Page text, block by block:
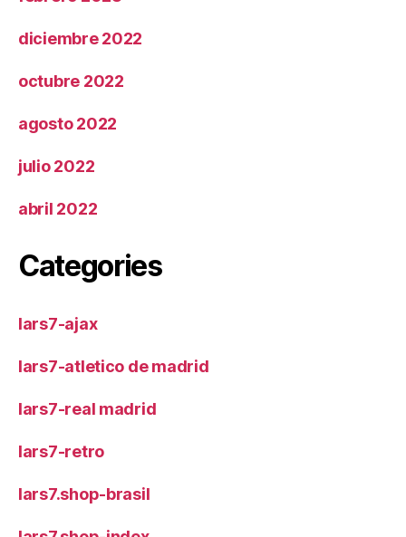
diciembre 2022
octubre 2022
agosto 2022
julio 2022
abril 2022
Categories
lars7-ajax
lars7-atletico de madrid
lars7-real madrid
lars7-retro
lars7.shop-brasil